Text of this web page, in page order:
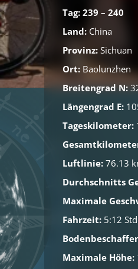
Tag: 239 – 240
Land: China
Provinz: Sichuan
Ort: Baolunzhen
Breitengrad N:
Längengrad E:
Tageskilometer:
Luftlinie: 76.13
Durchschnitts
Maximale
Fahrzeit: 5:12
Maximale Höhe: